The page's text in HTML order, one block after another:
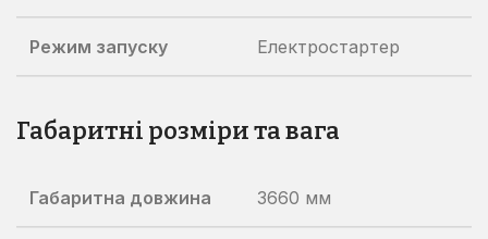
Режим запуску Електростартер
Габаритні розміри та вага
Габаритна довжина 3660 мм